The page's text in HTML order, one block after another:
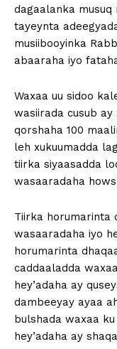
dagaalanka musuq
tayeynta
musiibooyinka
abaaraha iyo
Waxaa uu sidoo
wasiirada cusub
qorshaha 100
leh xukuumadda
tiirka siyaasadda
wasaaradaha
Tiirka horumarinta
wasaaradaha iyo
horumarinta
caddaaladda
hey’adaha ay
dambeeyay ayaa
bulshada waxaa
hey’adaha ay